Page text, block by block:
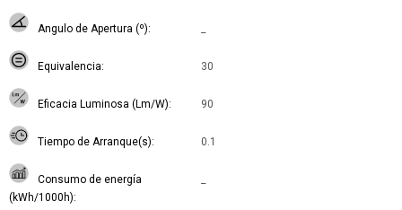
Angulo de Apertura (º)
Equivalencia 30
Eficacia Luminosa (Lm/W) 90
Tiempo de Arranque(s) 0.1
Consumo de energía
(kWh/1000h)